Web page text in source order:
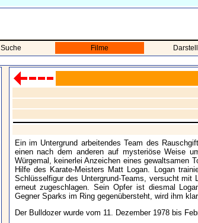
Suche Filme
Ein im Untergrund arbeitendes Team des
einen nach dem anderen auf mysteriöse Weise
Würgemal, keinerlei Anzeichen eines gewaltsamen
Hilfe des Karate-Meisters Matt Logan. Logan
Schlüsselfigur des Untergrund-Teams, versucht
erneut zugeschlagen. Sein Opfer ist diesmal
Gegner Sparks im Ring gegenübersteht, wird ihm
Der Bulldozer wurde vom 11. Dezember 1978 bis